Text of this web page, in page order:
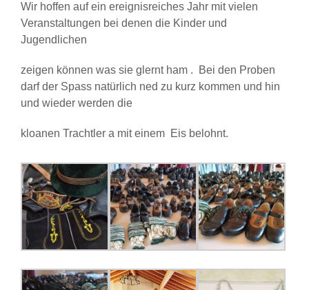
Wir hoffen auf ein ereignisreiches Jahr mit vielen
Veranstaltungen bei denen die Kinder und
Jugendlichen
zeigen können was sie glernt ham . Bei den Proben
darf der Spass natürlich ned zu kurz kommen und hin
und wieder werden die
kloanen Trachtler a mit einem Eis belohnt.